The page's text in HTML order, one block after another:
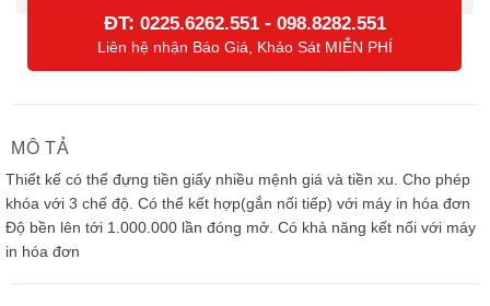
ĐT: 0225.6262.551 - 098.8282.551
Liên hệ nhận Báo Giá, Khảo Sát MIỄN PHÍ
MÔ TẢ
Thiết kế có thể đựng tiền giấy nhiều mệnh giá và tiền xu. Cho phép
khóa với 3 chế độ. Có thể kết hợp(gắn nối tiếp) với máy in hóa đơn
Độ bền lên tới 1.000.000 lần đóng mở. Có khả năng kết nối với máy
in hóa đơn